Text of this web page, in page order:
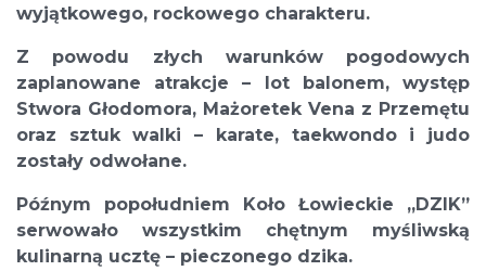
wyjątkowego, rockowego charakteru.
Z powodu złych warunków pogodowych
zaplanowane atrakcje – lot balonem, występ
Stwora Głodomora, Mażoretek Vena z Przemętu
oraz sztuk walki – karate, taekwondo i judo
zostały odwołane.
Późnym popołudniem Koło Łowieckie „DZIK”
serwowało wszystkim chętnym myśliwską
kulinarną ucztę – pieczonego dzika.